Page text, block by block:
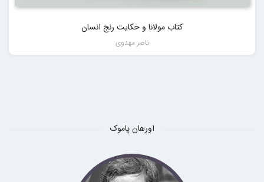
کتاب مولانا و حکایت رنج انسان
ناصر مهدوی
اورهان پاموک